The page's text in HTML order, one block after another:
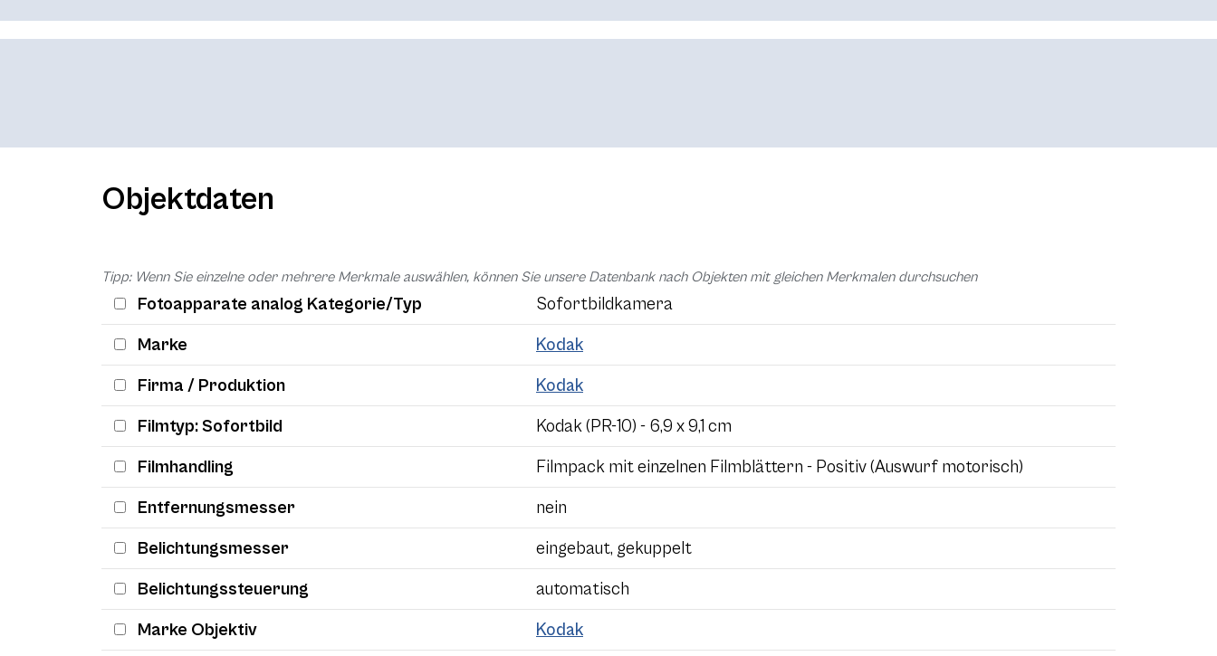
Objektdaten
Tipp: Wenn Sie einzelne oder mehrere Merkmale auswählen, können Sie unsere Datenbank nach Objekten mit gleichen Merkmalen durchsuchen
Fotoapparate analog Kategorie/Typ Sofortbildkamera
Marke Kodak
Firma / Produktion Kodak
Filmtyp: Sofortbild Kodak (PR-10) - 6,9 x 9,1 cm
Filmhandling Filmpack mit einzelnen Filmblättern - Positiv (Auswurf motorisch)
Entfernungsmesser nein
Belichtungsmesser eingebaut, gekuppelt
Belichtungssteuerung automatisch
Marke Objektiv Kodak